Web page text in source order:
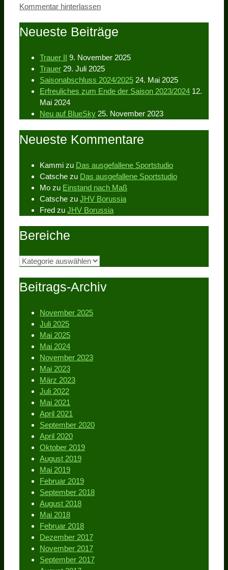
Kommentar hinterlassen
Neueste Beiträge
Trauer II 9. November 2025
Trauer 29. Juli 2025
Saisonabschluss 2024/2025 24. Mai 2025
Erfreuliches zum Ende der Saison 2023/2024 12.
Mai 2024
Neu auf BlueSky 25. November 2023
Neueste Kommentare
Kammi zu Das ausgefallene Sportstudio
Catsche zu Das ausgefallene Sportstudio
Mo zu Einstand nach Maß
Catsche zu JHV Borussia
Fred zu JHV Borussia
Bereiche
Bereiche
Beitrags-Archiv
November 2025
Juli 2025
Mai 2025
Mai 2024
November 2023
Mai 2023
März 2023
Juli 2022
Mai 2021
April 2021
September 2020
April 2020
Oktober 2019
August 2019
Mai 2019
Februar 2019
September 2018
August 2018
Mai 2018
Februar 2018
Dezember 2017
November 2017
September 2017